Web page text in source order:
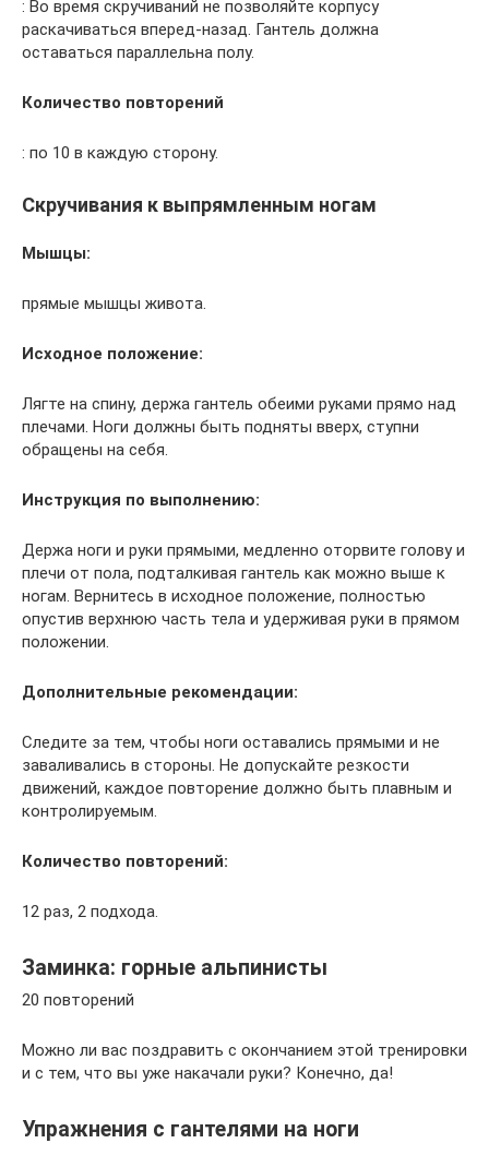
: Во время скручиваний не позволяйте корпусу
раскачиваться вперед-назад. Гантель должна
оставаться параллельна полу.
Количество повторений
: по 10 в каждую сторону.
Скручивания к выпрямленным ногам
Мышцы:
прямые мышцы живота.
Исходное положение:
Лягте на спину, держа гантель обеими руками прямо над
плечами. Ноги должны быть подняты вверх, ступни
обращены на себя.
Инструкция по выполнению:
Держа ноги и руки прямыми, медленно оторвите голову и
плечи от пола, подталкивая гантель как можно выше к
ногам. Вернитесь в исходное положение, полностью
опустив верхнюю часть тела и удерживая руки в прямом
положении.
Дополнительные рекомендации:
Следите за тем, чтобы ноги оставались прямыми и не
заваливались в стороны. Не допускайте резкости
движений, каждое повторение должно быть плавным и
контролируемым.
Количество повторений:
12 раз, 2 подхода.
Заминка: горные альпинисты
20 повторений
Можно ли вас поздравить с окончанием этой тренировки
и с тем, что вы уже накачали руки? Конечно, да!
Упражнения с гантелями на ноги